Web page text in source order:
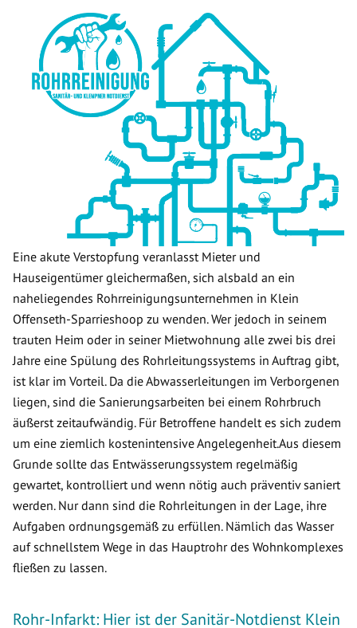
Eine akute Verstopfung veranlasst Mieter und
Hauseigentümer gleichermaßen, sich alsbald an ein
naheliegendes Rohrreinigungsunternehmen in Klein
Offenseth-Sparrieshoop zu wenden. Wer jedoch in seinem
trauten Heim oder in seiner Mietwohnung alle zwei bis drei
Jahre eine Spülung des Rohrleitungssystems in Auftrag gibt,
ist klar im Vorteil. Da die Abwasserleitungen im Verborgenen
liegen, sind die Sanierungsarbeiten bei einem Rohrbruch
äußerst zeitaufwändig. Für Betroffene handelt es sich zudem
um eine ziemlich kostenintensive Angelegenheit.Aus diesem
Grunde sollte das Entwässerungssystem regelmäßig
gewartet, kontrolliert und wenn nötig auch präventiv saniert
werden. Nur dann sind die Rohrleitungen in der Lage, ihre
Aufgaben ordnungsgemäß zu erfüllen. Nämlich das Wasser
auf schnellstem Wege in das Hauptrohr des Wohnkomplexes
fließen zu lassen.
Rohr-Infarkt: Hier ist der Sanitär-Notdienst Klein